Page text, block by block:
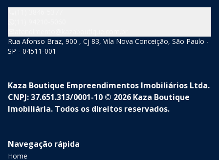
Rua Afonso Braz, 900 , Cj 83, Vila Nova Conceição, São Paulo -
SP - 04511-001
Kaza Boutique Empreendimentos Imobiliários Ltda.
CNPJ: 37.651.313/0001-10 © 2026 Kaza Boutique
Imobiliária. Todos os direitos reservados.
Navegação rápida
Home